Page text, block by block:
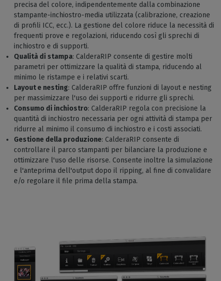
precisa del colore, indipendentemente dalla combinazione
stampante-inchiostro-media utilizzata (calibrazione, creazione
di profili ICC, ecc.). La gestione del colore riduce la necessità di
frequenti prove e regolazioni, riducendo così gli sprechi di
inchiostro e di supporti.
Qualità di stampa: CalderaRIP consente di gestire molti
parametri per ottimizzare la qualità di stampa, riducendo al
minimo le ristampe e i relativi scarti.
Layout e nesting: CalderaRIP offre funzioni di layout e nesting
per massimizzare l'uso dei supporti e ridurre gli sprechi.
Consumo di inchiostro: CalderaRIP regola con precisione la
quantità di inchiostro necessaria per ogni attività di stampa per
ridurre al minimo il consumo di inchiostro e i costi associati.
Gestione della produzione: CalderaRIP consente di
controllare il parco stampanti per bilanciare la produzione e
ottimizzare l'uso delle risorse. Consente inoltre la simulazione
e l'anteprima dell'output dopo il ripping, al fine di convalidare
e/o regolare il file prima della stampa.